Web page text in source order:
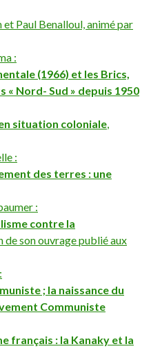
Paul Benalloul, animé par
:
(1966) et les Brics,
Nord- Sud » depuis 1950
situation coloniale,
:
des terres : une
:
contre la
de son ouvrage publié aux
; la naissance du
Communiste
français : la Kanaky et la